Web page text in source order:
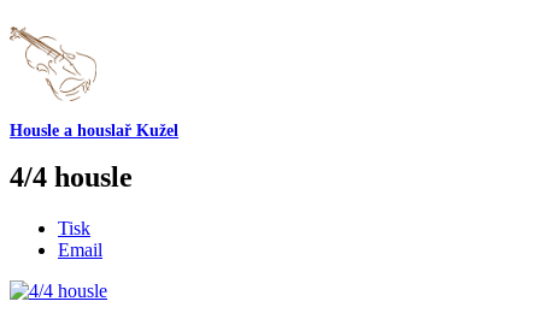
Housle a houslař Kužel
4/4 housle
Tisk
Email